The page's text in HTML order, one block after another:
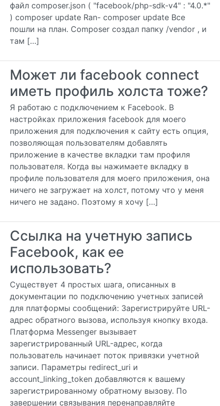
файл composer.json ( "facebook/php-sdk-v4" : "4.0.*"
) composer update Ran- composer update Все
пошли на план. Composer создал папку /vendor , и
там […]
Может ли facebook connect
иметь профиль холста тоже?
Я работаю с подключением к Facebook. В
настройках приложения facebook для моего
приложения для подключения к сайту есть опция,
позволяющая пользователям добавлять
приложение в качестве вкладки там профиля
пользователя. Когда вы нажимаете вкладку в
профиле пользователя для моего приложения, она
ничего не загружает на холст, потому что у меня
ничего не задано. Поэтому я хочу […]
Ссылка на учетную запись
Facebook, как ее
использовать?
Существует 4 простых шага, описанных в
документации по подключению учетных записей
для платформы сообщений: Зарегистрируйте URL-
адрес обратного вызова, используя кнопку входа.
Платформа Messenger вызывает
зарегистрированный URL-адрес, когда
пользователь начинает поток привязки учетной
записи. Параметры redirect_uri и
account_linking_token добавляются к вашему
зарегистрированному обратному вызову. По
завершении связывания перенаправляйте